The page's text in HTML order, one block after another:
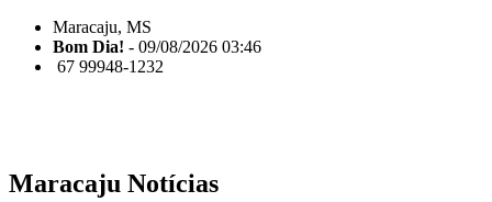
Maracaju, MS
Bom Dia! - 09/08/2026 03:46
67 99948-1232
Maracaju Notícias